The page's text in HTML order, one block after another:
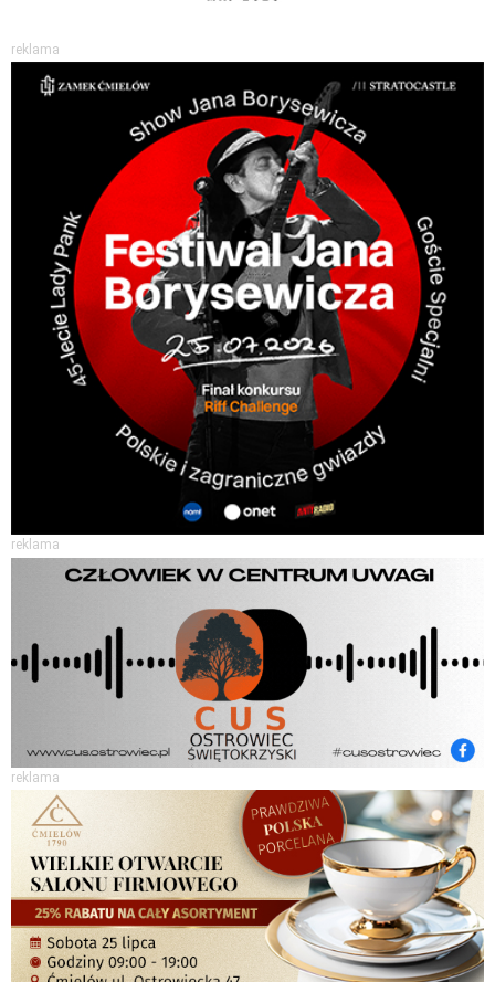
reklama
reklama
reklama